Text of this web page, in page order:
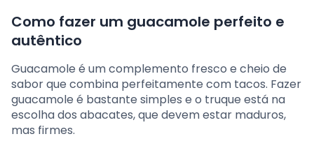
Como fazer um guacamole perfeito e
autêntico
Guacamole é um complemento fresco e cheio de
sabor que combina perfeitamente com tacos. Fazer
guacamole é bastante simples e o truque está na
escolha dos abacates, que devem estar maduros,
mas firmes.